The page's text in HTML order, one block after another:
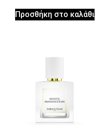
Προσθήκη στο καλάθι